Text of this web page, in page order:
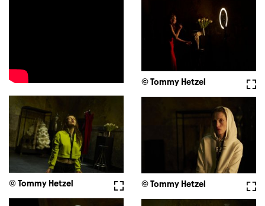
© Tommy Hetzel
Fullscreen
© Tommy Hetzel © Tommy Hetzel